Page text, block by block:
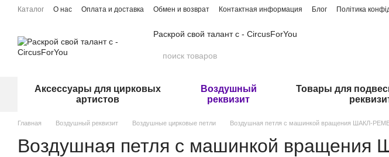
Перейти к основному контенту
Каталог О нас Оплата и доставка Обмен и возврат Контактная информация Блог Політика
Раскрой свой талант с - CircusForYou
Аксессуары для цирковых
артистов
Воздушный
реквизит
Товары для
Главная Воздушный реквизит Воздушные цирковые петли Воздушная петля с машинкой вращения ШАКЛ-
Воздушная петля с машинкой